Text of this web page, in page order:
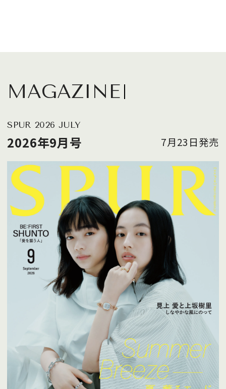
MAGAZINE
SPUR 2026 JULY
2026年9月号 7月23日発売